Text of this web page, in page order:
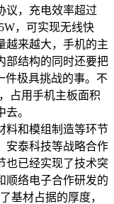
议，充电效率超过
，可实现无线快
越来越大，手机的主
部结构的同时还要把
件极具挑战的事。不
占用手机主板面积
。
料和模组制造等环节
安泰科技等战略合作
也已经实现了技术突
顺络电子合作研发的
基材占据的厚度，